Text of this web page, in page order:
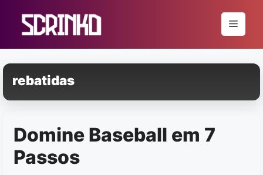
conteúdo
Menu
rebatidas
Domine Baseball em 7
Passos